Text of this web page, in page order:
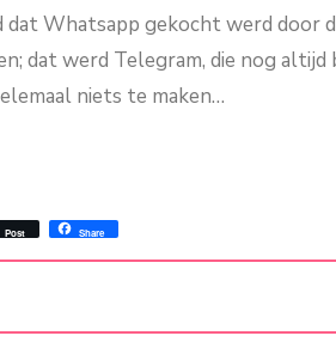
Whatsapp gekocht werd door
dat werd Telegram, die nog altijd
niets te maken…
Post Share